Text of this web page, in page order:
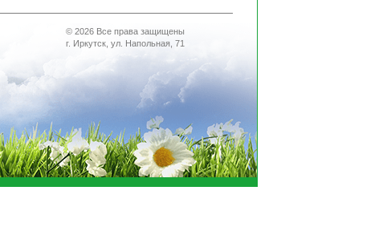
© 2026 Все права защищены
г. Иркутск, ул. Напольная, 71